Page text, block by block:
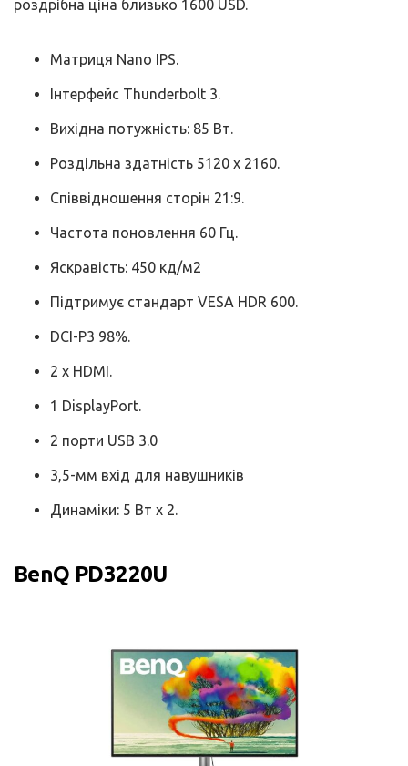
роздрібна ціна близько 1600 USD.
Матриця Nano IPS.
Інтерфейс Thunderbolt 3.
Вихідна потужність: 85 Вт.
Роздільна здатність 5120 x 2160.
Співвідношення сторін 21:9.
Частота поновлення 60 Гц.
Яскравість: 450 кд/м2
Підтримує стандарт VESA HDR 600.
DCI-P3 98%.
2 х HDMI.
1 DisplayPort.
2 порти USB 3.0
3,5-мм вхід для навушників
Динаміки: 5 Вт х 2.
BenQ PD3220U